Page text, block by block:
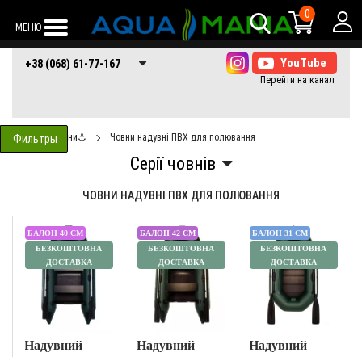
МЕНЮ
0
+38 (068) 61-77-
167
+38 (066) 61-77-+38 (073) 61-77-
167
+38 (068) 61-77-167
Човни⚓ Човни надувні ПВХ для полювання
ЧОВНИ НАДУВНІ ПВХ ДЛЯ ПОЛЮВАННЯ
БАЛОН 40 СМ
БЕЗКОШТОВНА
ДОСТАВКА
Надувний
БАЛОН 42 СМ
БЕЗКОШТОВНА
ДОСТАВКА
Надувний
БАЛОН 31 СМ
БЕЗКОШТОВНА
ДОСТАВКА
Надувний
Фильтры